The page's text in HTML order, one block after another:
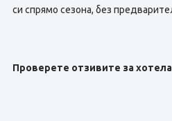
си спрямо сезона, без
Проверете отзивите за